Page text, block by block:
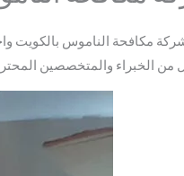
مكافحة الناموس بالكويت
من الخبراء والمتخصصين